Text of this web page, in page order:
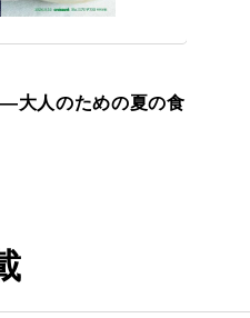
大人のための夏の食